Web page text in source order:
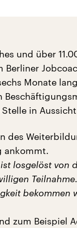
und über
Berliner
Monate
in
des
ankommt.
losgelöst von
bekommen
zum Beispiel